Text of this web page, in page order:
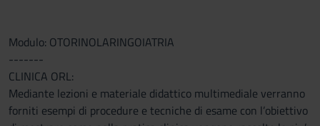
Modulo: OTORINOLARINGOIATRIA
-------
CLINICA ORL:
Mediante lezioni e materiale didattico multimediale verranno
forniti esempi di procedure e tecniche di esame con l’obiettivo